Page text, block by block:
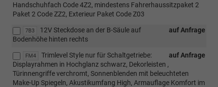
Handschuhfach Code 4Z2, mindestens Fahrerhaussitzpaket 2
Paket 2 Code ZZ2, Exterieur Paket Code Z03
7B3 auf Anfrage
12V Steckdose an der B-Säule auf
Bodenhöhe hinten rechts
FM4 auf Anfrage
Trimlevel Style nur für Schaltgetriebe:
Displayrahmen in Hochglanz schwarz, Dekorleisten ,
Türinnengriffe verchromt, Sonnenblenden mit beleuchteten
Make-Up Spiegeln, Akustikumfang High, Armauflage Komfort im